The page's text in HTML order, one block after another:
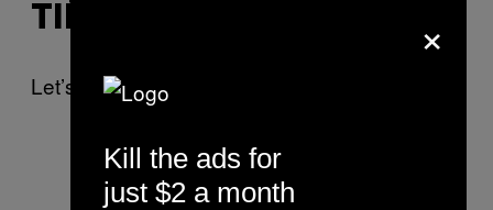
TIËSTO
Let’s collab, bro!
×
Kill the ads for
just $2 a month